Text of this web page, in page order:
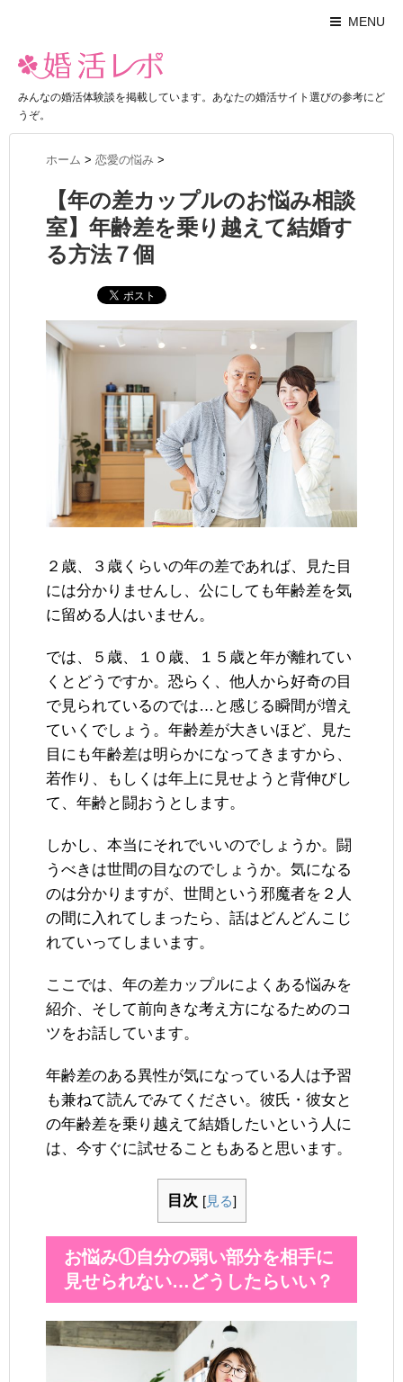
MENU
みんなの婚活体験談を掲載しています。あなたの婚活サイト選びの参考にど
うぞ。
ホーム > 恋愛の悩み >
【年の差カップルのお悩み相談
室】年齢差を乗り越えて結婚す
る方法７個
２歳、３歳くらいの年の差であれば、見た目
には分かりませんし、公にしても年齢差を気
に留める人はいません。
では、５歳、１０歳、１５歳と年が離れてい
くとどうですか。恐らく、他人から好奇の目
で見られているのでは…と感じる瞬間が増え
ていくでしょう。年齢差が大きいほど、見た
目にも年齢差は明らかになってきますから、
若作り、もしくは年上に見せようと背伸びし
て、年齢と闘おうとします。
しかし、本当にそれでいいのでしょうか。闘
うべきは世間の目なのでしょうか。気になる
のは分かりますが、世間という邪魔者を２人
の間に入れてしまったら、話はどんどんこじ
れていってしまいます。
ここでは、年の差カップルによくある悩みを
紹介、そして前向きな考え方になるためのコ
ツをお話しています。
年齢差のある異性が気になっている人は予習
も兼ねて読んでみてください。彼氏・彼女と
の年齢差を乗り越えて結婚したいという人に
は、今すぐに試せることもあると思います。
目次 [見る]
お悩み①自分の弱い部分を相手に
見せられない…どうしたらいい？